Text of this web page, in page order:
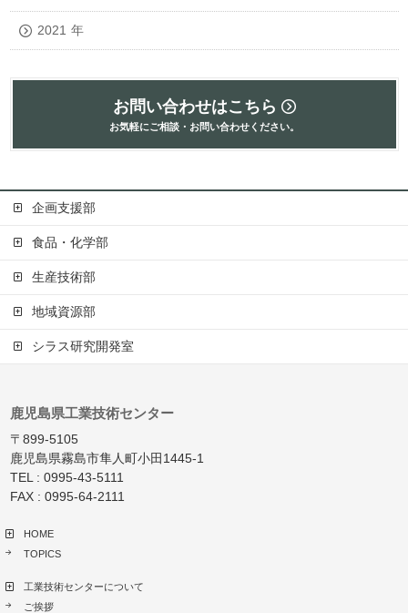
2021 年
お問い合わせはこちら
お気軽にご相談・お問い合わせください。
企画支援部
食品・化学部
生産技術部
地域資源部
シラス研究開発室
鹿児島県工業技術センター
〒899-5105
鹿児島県霧島市隼人町小田1445-1
TEL : 0995-43-5111
FAX : 0995-64-2111
HOME
TOPICS
工業技術センターについて
ご挨拶